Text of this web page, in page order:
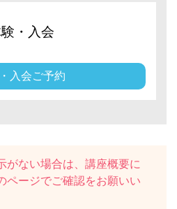
・入会
入会ご予約
がない場合は、講座概要に
ページでご確認をお願いい